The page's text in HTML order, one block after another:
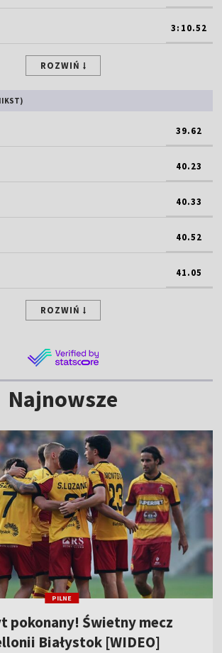
3:10.52
ROZWIŃ
39.62
40.23
40.33
40.52
41.05
ROZWIŃ
Najnowsze
PILNE
pokonany! Świetny mecz
Białystok [WIDEO]